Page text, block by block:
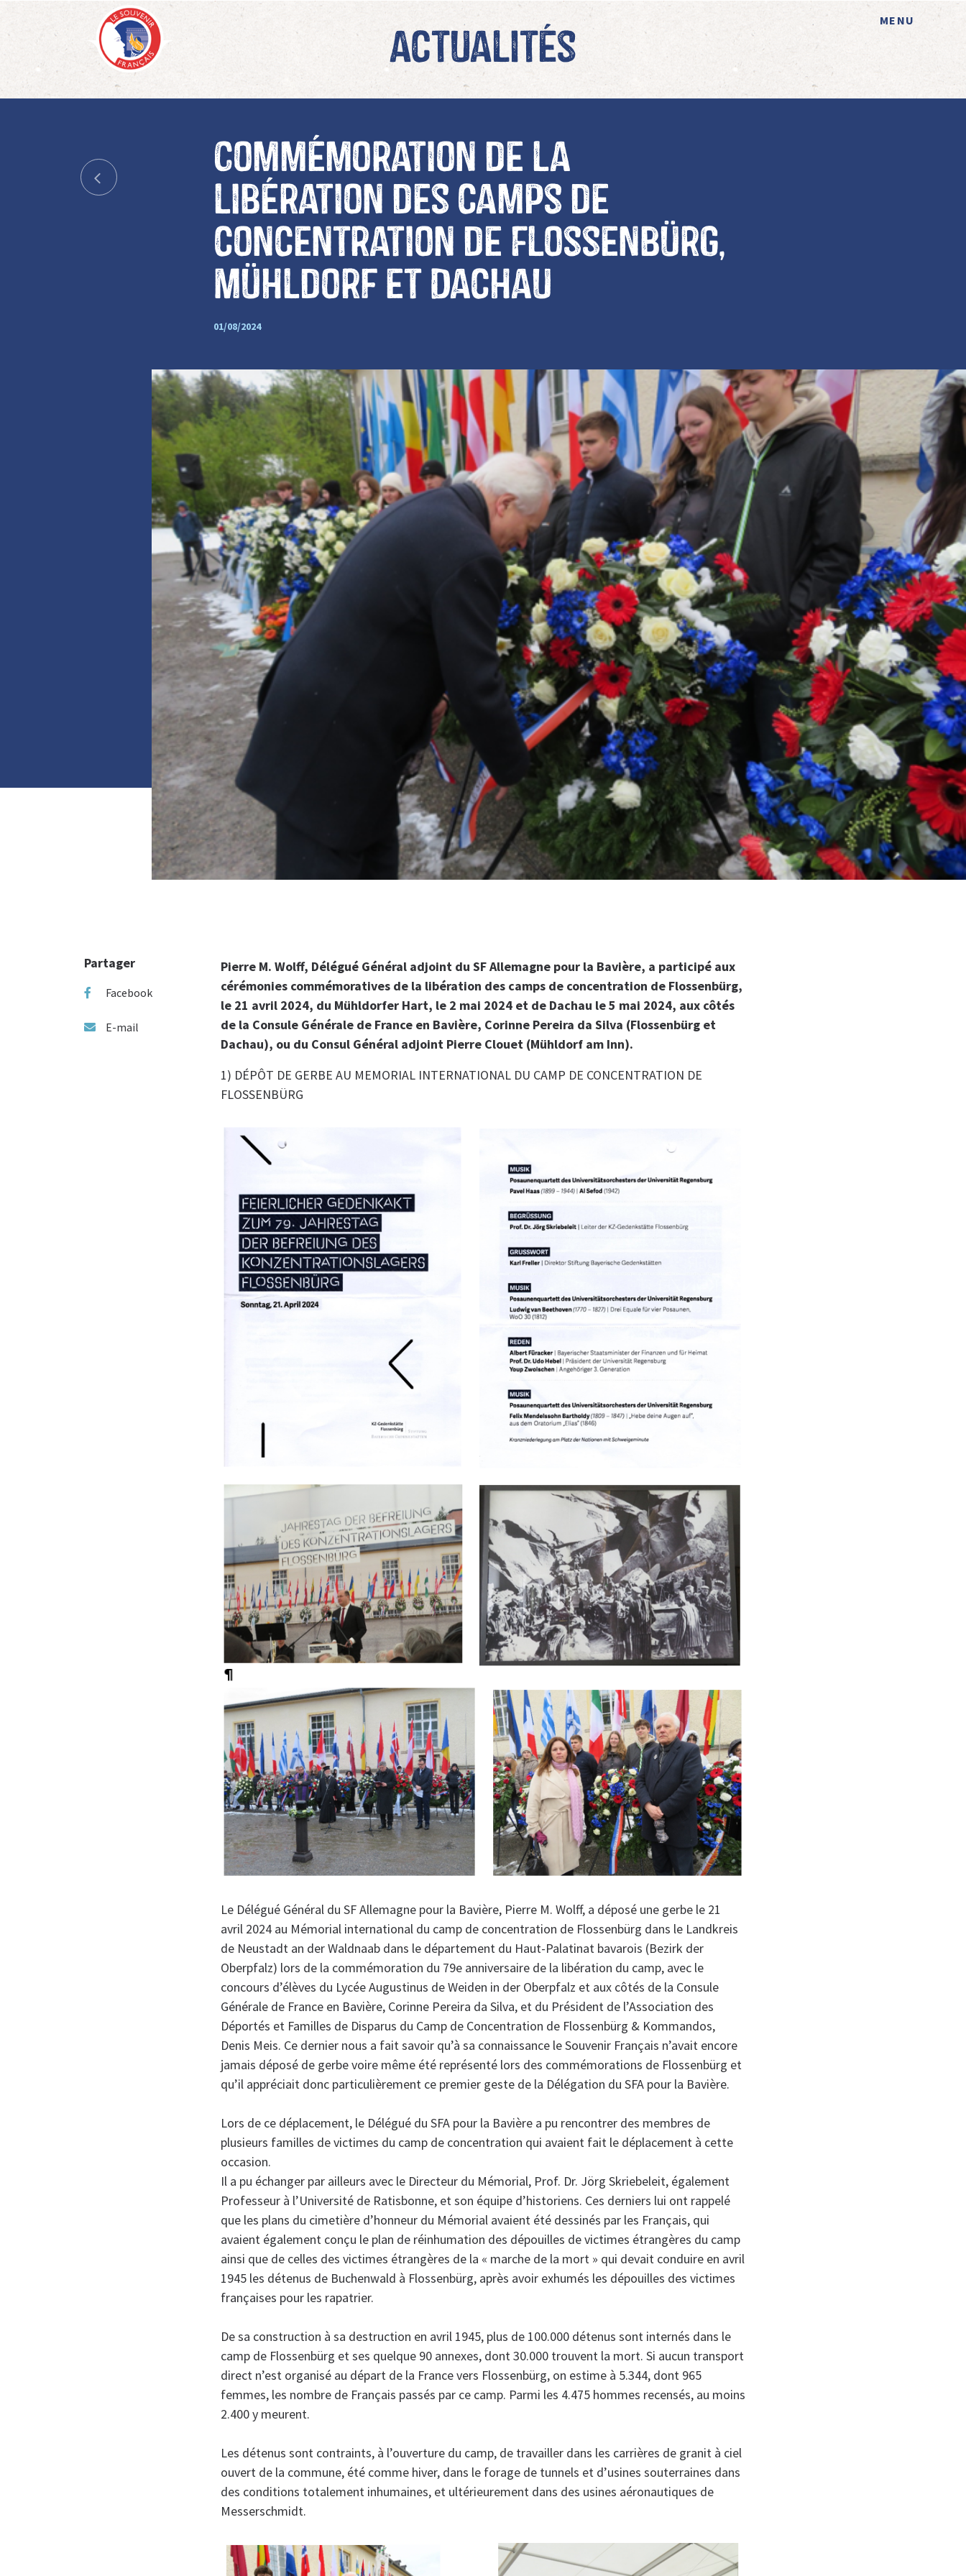
MENU
Actualités
Commémoration de la
libération des camps de
concentration de Flossenbürg,
Mühldorf et Dachau
01/08/2024
Partager
Facebook
E-mail
Pierre M. Wolff, Délégué Général adjoint du SF Allemagne pour la Bavière, a participé aux
cérémonies commémoratives de la libération des camps de concentration de Flossenbürg,
le 21 avril 2024, du Mühldorfer Hart, le 2 mai 2024 et de Dachau le 5 mai 2024, aux côtés
de la Consule Générale de France en Bavière, Corinne Pereira da Silva (Flossenbürg et
Dachau), ou du Consul Général adjoint Pierre Clouet (Mühldorf am Inn).
1) DÉPÔT DE GERBE AU MEMORIAL INTERNATIONAL DU CAMP DE CONCENTRATION DE
FLOSSENBÜRG
Le Délégué Général du SF Allemagne pour la Bavière, Pierre M. Wolff, a déposé une gerbe le 21
avril 2024 au Mémorial international du camp de concentration de Flossenbürg dans le Landkreis
de Neustadt an der Waldnaab dans le département du Haut-Palatinat bavarois (Bezirk der
Oberpfalz) lors de la commémoration du 79e anniversaire de la libération du camp, avec le
concours d’élèves du Lycée Augustinus de Weiden in der Oberpfalz et aux côtés de la Consule
Générale de France en Bavière, Corinne Pereira da Silva, et du Président de l’Association des
Déportés et Familles de Disparus du Camp de Concentration de Flossenbürg & Kommandos,
Denis Meis. Ce dernier nous a fait savoir qu’à sa connaissance le Souvenir Français n’avait encore
jamais déposé de gerbe voire même été représenté lors des commémorations de Flossenbürg et
qu’il appréciait donc particulièrement ce premier geste de la Délégation du SFA pour la Bavière.
Lors de ce déplacement, le Délégué du SFA pour la Bavière a pu rencontrer des membres de
plusieurs familles de victimes du camp de concentration qui avaient fait le déplacement à cette
occasion.
Il a pu échanger par ailleurs avec le Directeur du Mémorial, Prof. Dr. Jörg Skriebeleit, également
Professeur à l’Université de Ratisbonne, et son équipe d’historiens. Ces derniers lui ont rappelé
que les plans du cimetière d’honneur du Mémorial avaient été dessinés par les Français, qui
avaient également conçu le plan de réinhumation des dépouilles de victimes étrangères du camp
ainsi que de celles des victimes étrangères de la « marche de la mort » qui devait conduire en avril
1945 les détenus de Buchenwald à Flossenbürg, après avoir exhumés les dépouilles des victimes
françaises pour les rapatrier.
De sa construction à sa destruction en avril 1945, plus de 100.000 détenus sont internés dans le
camp de Flossenbürg et ses quelque 90 annexes, dont 30.000 trouvent la mort. Si aucun transport
direct n’est organisé au départ de la France vers Flossenbürg, on estime à 5.344, dont 965
femmes, les nombre de Français passés par ce camp. Parmi les 4.475 hommes recensés, au moins
2.400 y meurent.
Les détenus sont contraints, à l’ouverture du camp, de travailler dans les carrières de granit à ciel
ouvert de la commune, été comme hiver, dans le forage de tunnels et d’usines souterraines dans
des conditions totalement inhumaines, et ultérieurement dans des usines aéronautiques de
Messerschmidt.